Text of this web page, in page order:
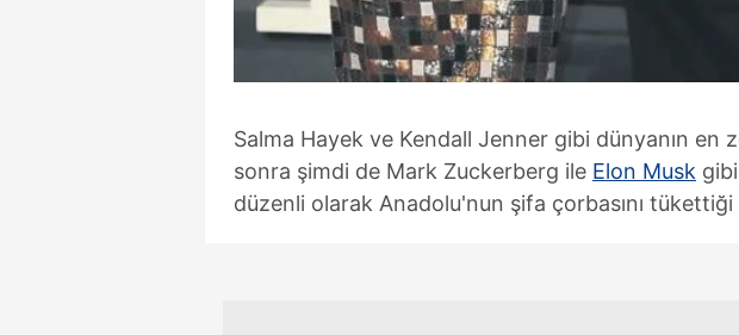
Salma Hayek ve Kendall Jenner gibi dünyanın en
sonra şimdi de Mark Zuckerberg ile Elon Musk
düzenli olarak Anadolu'nun şifa çorbasını tükettiği